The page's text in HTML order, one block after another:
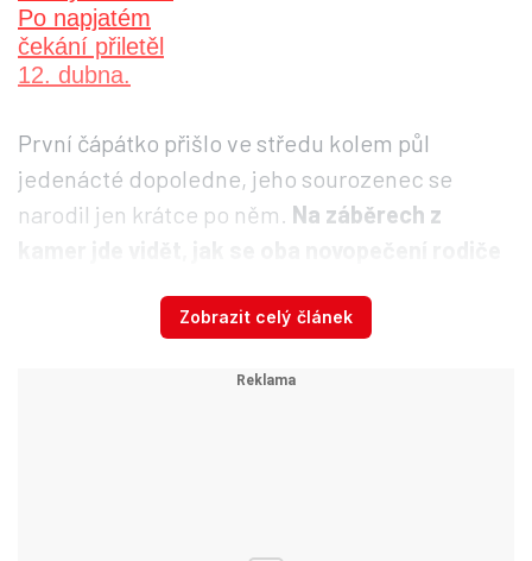
První čápátko přišlo ve středu kolem půl
jedenácté dopoledne, jeho sourozenec se
narodil jen krátce po něm. Na záběrech z
Čapí zázraky i slzy: Sláveček
Zobrazit celý článek